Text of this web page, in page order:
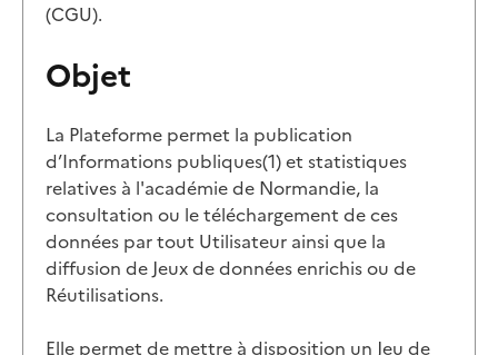
(CGU).
Objet
La Plateforme permet la publication
d’Informations publiques(1) et statistiques
relatives à l'académie de Normandie, la
consultation ou le téléchargement de ces
données par tout Utilisateur ainsi que la
diffusion de Jeux de données enrichis ou de
Réutilisations.
Elle permet de mettre à disposition un Jeu de